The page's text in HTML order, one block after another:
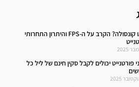
PC או קונסולה? הקרב על ה-FPS והיתרון התחרותי
פורטנייט יכולים לקבל סקין חינם של ליל כל